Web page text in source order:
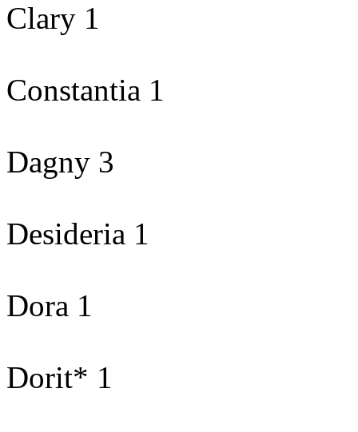
Clary 1
Constantia 1
Dagny 3
Desideria 1
Dora 1
Dorit* 1